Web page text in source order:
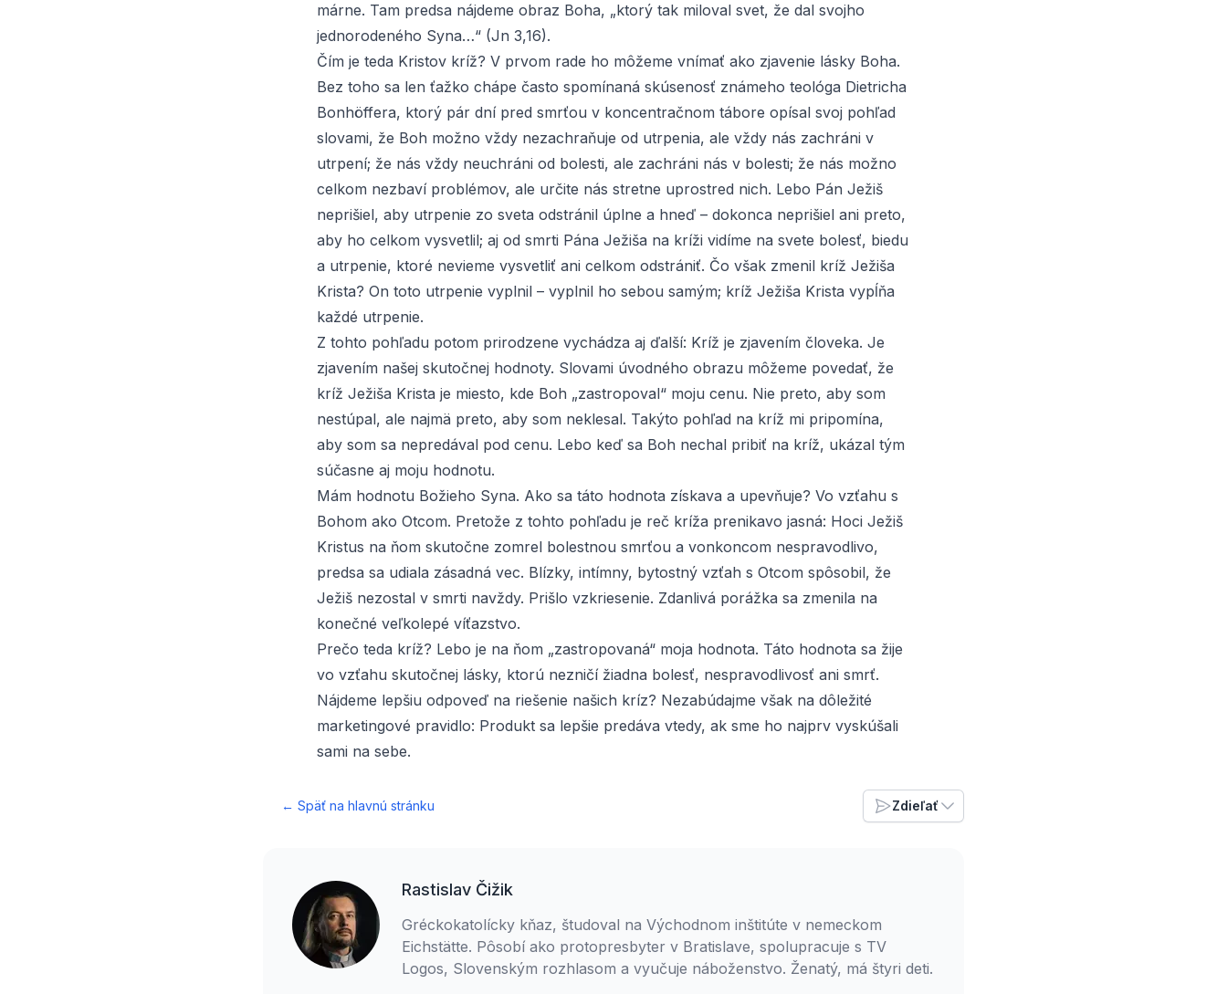
márne. Tam predsa nájdeme obraz Boha, „ktorý tak miloval svet, že dal svojho
jednorodeného Syna…“ (Jn 3,16).
Čím je teda Kristov kríž? V prvom rade ho môžeme vnímať ako zjavenie lásky Boha.
Bez toho sa len ťažko chápe často spomínaná skúsenosť známeho teológa Dietricha
Bonhöffera, ktorý pár dní pred smrťou v koncentračnom tábore opísal svoj pohľad
slovami, že Boh možno vždy nezachraňuje od utrpenia, ale vždy nás zachráni v
utrpení; že nás vždy neuchráni od bolesti, ale zachráni nás v bolesti; že nás možno
celkom nezbaví problémov, ale určite nás stretne uprostred nich. Lebo Pán Ježiš
neprišiel, aby utrpenie zo sveta odstránil úplne a hneď – dokonca neprišiel ani preto,
aby ho celkom vysvetlil; aj od smrti Pána Ježiša na kríži vidíme na svete bolesť, biedu
a utrpenie, ktoré nevieme vysvetliť ani celkom odstrániť. Čo však zmenil kríž Ježiša
Krista? On toto utrpenie vyplnil – vyplnil ho sebou samým; kríž Ježiša Krista vypĺňa
každé utrpenie.
Z tohto pohľadu potom prirodzene vychádza aj ďalší: Kríž je zjavením človeka. Je
zjavením našej skutočnej hodnoty. Slovami úvodného obrazu môžeme povedať, že
kríž Ježiša Krista je miesto, kde Boh „zastropoval“ moju cenu. Nie preto, aby som
nestúpal, ale najmä preto, aby som neklesal. Takýto pohľad na kríž mi pripomína,
aby som sa nepredával pod cenu. Lebo keď sa Boh nechal pribiť na kríž, ukázal tým
súčasne aj moju hodnotu.
Mám hodnotu Božieho Syna. Ako sa táto hodnota získava a upevňuje? Vo vzťahu s
Bohom ako Otcom. Pretože z tohto pohľadu je reč kríža prenikavo jasná: Hoci Ježiš
Kristus na ňom skutočne zomrel bolestnou smrťou a vonkoncom nespravodlivo,
predsa sa udiala zásadná vec. Blízky, intímny, bytostný vzťah s Otcom spôsobil, že
Ježiš nezostal v smrti navždy. Prišlo vzkriesenie. Zdanlivá porážka sa zmenila na
konečné veľkolepé víťazstvo.
Prečo teda kríž? Lebo je na ňom „zastropovaná“ moja hodnota. Táto hodnota sa žije
vo vzťahu skutočnej lásky, ktorú nezničí žiadna bolesť, nespravodlivosť ani smrť.
Nájdeme lepšiu odpoveď na riešenie našich kríz? Nezabúdajme však na dôležité
marketingové pravidlo: Produkt sa lepšie predáva vtedy, ak sme ho najprv vyskúšali
sami na sebe.
← Späť na hlavnú stránku Zdieľať
Rastislav Čižik
Gréckokatolícky kňaz, študoval na Východnom inštitúte v nemeckom
Eichstätte. Pôsobí ako protopresbyter v Bratislave, spolupracuje s TV
Logos, Slovenským rozhlasom a vyučuje náboženstvo. Ženatý, má štyri deti.